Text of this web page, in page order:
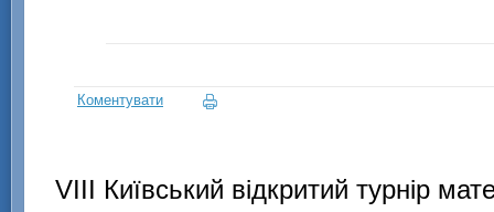
Коментувати
VIII Київський відкритий турнір